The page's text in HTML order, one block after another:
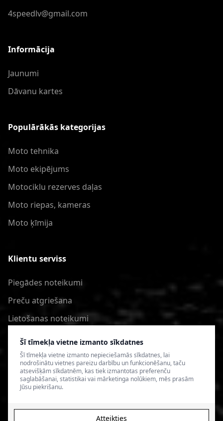
Šī tīmekļa vietne izmanto sīkdatnes
Šī tīmekļa vietne izmanto nepieciešamās sīkdatnes, lai
nodrošinātu vietnes pareizu darbību un funkcionēšanu, taču
atsevišķām sīkdatnēm, kas tiek izmantotas preferenču
saglabāšanai, statistikai vai mārketinga nolūkiem, mēs prasām
Jūsu piekrišanu.
Atteikties
4speedlv@gmail.com
Informācija
Jaunumi
Dāvanu kartes
Populārākās kategorijas
Moto tehnika
Moto ekipējums
Motociklu rezerves daļas
Moto riepas, kameras
Moto ķīmija
Klientu serviss
Piegādes noteikumi
Preču atgriešana
Lietošanas noteikumi
Privātuma politika